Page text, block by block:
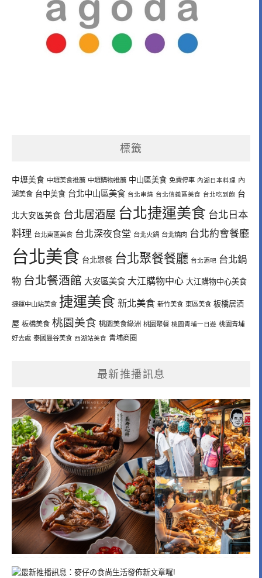
標籤
中壢美食 中壢美食推薦 中壢購物推薦 中山區美食 免費停車 內湖日本料理 內
湖美食 台中美食 台北中山區美食 台北串燒 台北信義區美食 台北吃到飽 台
北大安區美食 台北居酒屋 台北捷運美食 台北日本
料理 台北東區美食 台北深夜食堂 台北火鍋 台北燒肉 台北約會餐廳
台北美食 台北聚餐 台北聚餐餐廳 台北酒吧 台北鍋
物 台北餐酒館 大安區美食 大江購物中心 大江購物中心美食
捷運中山站美食 捷運美食 新北美食 新竹美食 東區美食 板橋居酒
屋 板橋美食 桃園美食 桃園美食綠洲 桃園聚餐 桃園青埔一日遊 桃園青埔
好去處 泰國曼谷美食 西湖站美食 青埔商圈
最新推播訊息